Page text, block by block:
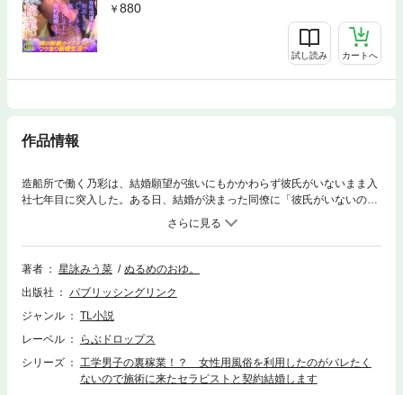
880
試し読み カートへ
作品情報
造船所で働く乃彩は、結婚願望が強いにもかかわらず彼氏がいないまま入
社七年目に突入した。ある日、結婚が決まった同僚に「彼氏がいないのは
色気がないから」と指摘される。色気を身につけるために情報収集してい
た乃彩は、女性用風俗の広告を見つけると好みのセラピストを指名し、利
用することに。甘い言葉と卓越した性感マッサージで夢心地になるも、乃
彩はそのセラピストが隣の部署で働く入社二年目の石関だということに気
か？」と持ち掛ける。彼氏ができないOLと理系イケメンの“ジョフー”から
はじまるラブストーリー。
著者 星詠みう菜
ぬるめのおゆ。
出版社
パブリッシングリンク
ジャンル
TL小説
レーベル
らぶドロップス
シリーズ
工学男子の裏稼業！？ 女性用風俗を利用したのがバレたく
ないので施術に来たセラピストと契約結婚します